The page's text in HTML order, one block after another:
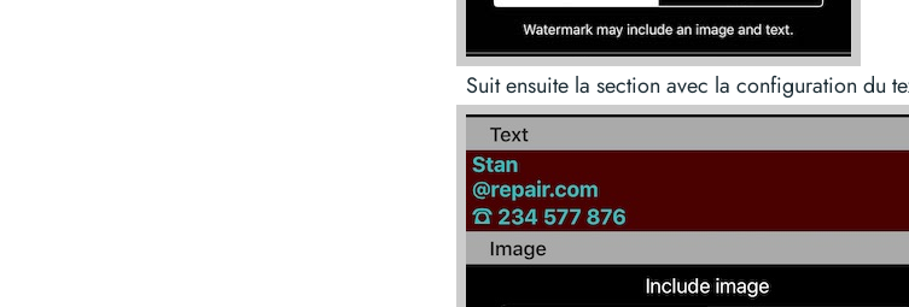
Suit ensuite la section avec la configuration du